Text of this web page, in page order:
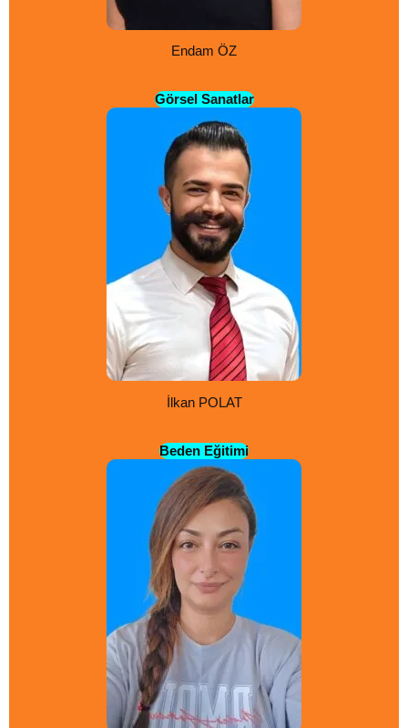
Endam ÖZ
Görsel Sanatlar
İlkan POLAT
Beden Eğitimi